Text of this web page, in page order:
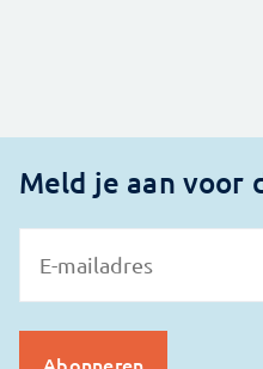
Meld je aan voor